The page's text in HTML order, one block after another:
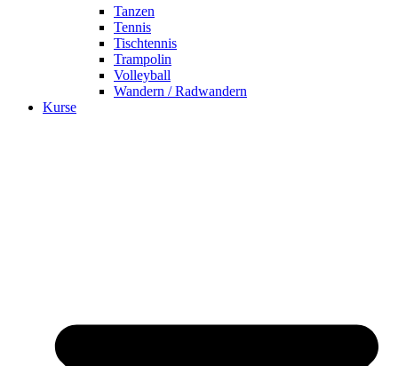
Tanzen
Tennis
Tischtennis
Trampolin
Volleyball
Wandern / Radwandern
Kurse